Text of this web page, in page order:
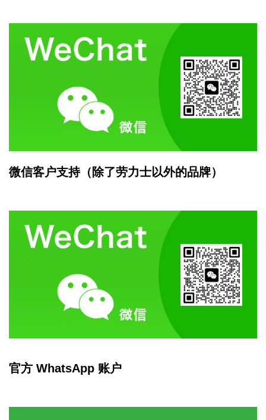
微信客户支持（除了劳力士以外的品牌）
官方 WhatsApp 账户